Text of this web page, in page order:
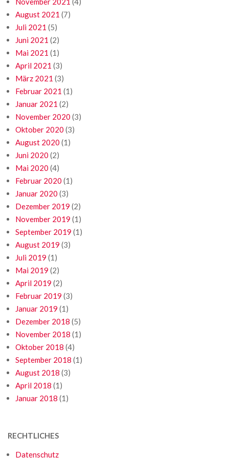
August 2021 (7)
Juli 2021 (5)
Juni 2021 (2)
Mai 2021 (1)
April 2021 (3)
März 2021 (3)
Februar 2021 (1)
Januar 2021 (2)
November 2020 (3)
Oktober 2020 (3)
August 2020 (1)
Juni 2020 (2)
Mai 2020 (4)
Februar 2020 (1)
Januar 2020 (3)
Dezember 2019 (2)
November 2019 (1)
September 2019 (1)
August 2019 (3)
Juli 2019 (1)
Mai 2019 (2)
April 2019 (2)
Februar 2019 (3)
Januar 2019 (1)
Dezember 2018 (5)
November 2018 (1)
Oktober 2018 (4)
September 2018 (1)
August 2018 (3)
April 2018 (1)
Januar 2018 (1)
RECHTLICHES
Datenschutz